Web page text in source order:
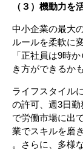
（３）機動力を
中小企業の最大
ルールを柔軟に
「正社員は9時
き方ができるか
ライフスタイル
の許可、週3日
で労働市場に出
業でスキルを磨
。さらに、多様